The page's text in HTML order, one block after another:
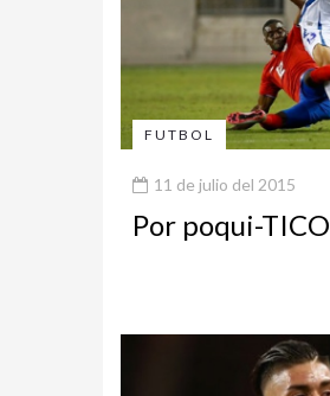
FUTBOL
11 de julio del 2015
Por poqui-TICO